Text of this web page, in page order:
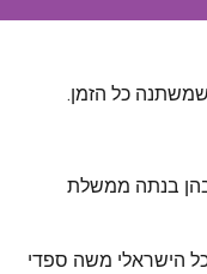
כל הזמן.
בנתה ממשלת
הישראלי משה ספדי